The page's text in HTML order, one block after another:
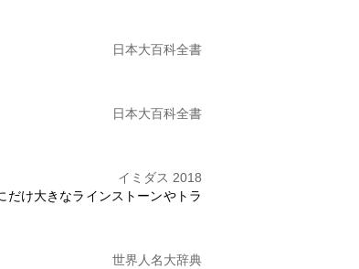
日本大百科全書
日本大百科全書
イミダス 2018
だけ大きなラインストーンやトラ
世界人名大辞典